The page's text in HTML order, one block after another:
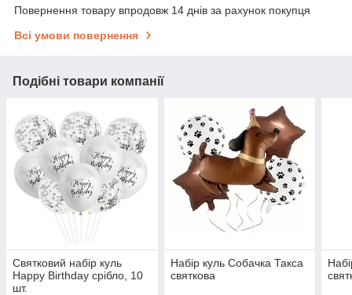
Повернення товару впродовж 14 днів за рахунок покупця
Всі умови повернення
Подібні товари компанії
Святковий набір куль
Happy Birthday срібло, 10
шт.
Набір куль Собачка Такса
святкова